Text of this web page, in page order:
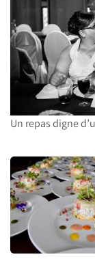
Un repas digne